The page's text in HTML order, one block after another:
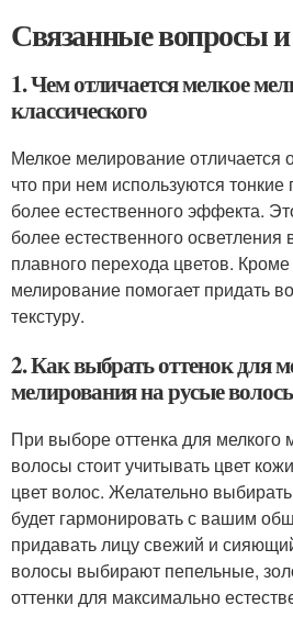
Связанные вопросы
1. Чем отличается мелкое
классического
Мелкое мелирование отличается
что при нем используются
более естественного эффекта.
более естественного осветления
плавного перехода цветов. Кроме
мелирование помогает придать
текстуру.
2. Как выбрать оттенок для
мелирования на русые
При выборе оттенка для
волосы стоит учитывать цвет
цвет волос. Желательно
будет гармонировать с вашим
придавать лицу свежий и
волосы выбирают пепельные,
оттенки для максимально